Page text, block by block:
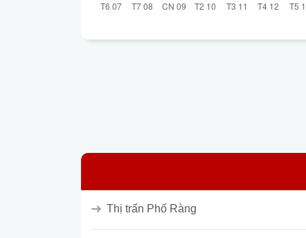
Thị trấn Phố Ràng